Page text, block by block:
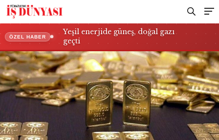
ÖZEL HABER
Yeşil enerjide güneş, doğal gazı
geçti